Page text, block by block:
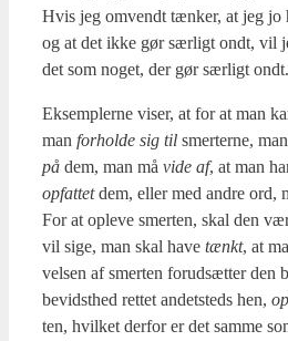
Hvis jeg omvendt tæn­ker, at jeg jo
og at det ikke gør sær­ligt ondt, vil
det som noget, der gør sær­ligt ondt.
Eksemp­ler­ne viser, at for at man
man for­hol­de sig til smer­ter­ne,
på dem, man må vide af, at man
opfat­tetdem, eller med andre ord,
For at ople­ve smer­ten, skal den
vil sige, man skal have tænkt, at
vel­sen af smer­ten for­ud­sæt­ter den
bevidst­hed ret­tet andet­steds hen,
ten, hvil­ket der­for er det sam­me